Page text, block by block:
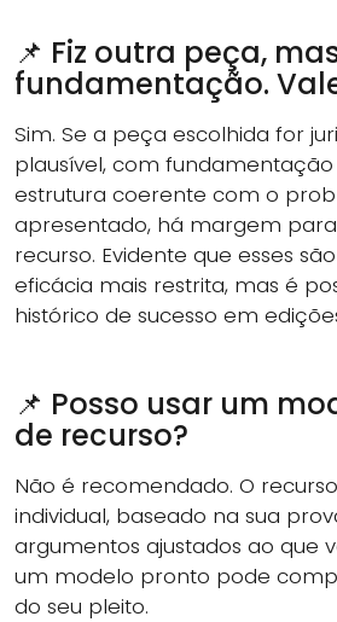
📌 Fiz outra peça,
fundamentação.
Sim. Se a peça escolhida for
plausível, com
estrutura coerente com o
apresentado, há margem
recurso. Evidente que esses
eficácia mais restrita, mas é
histórico de sucesso em
📌 Posso usar um
de recurso?
Não é recomendado. O
individual, baseado na sua
argumentos ajustados ao que
um modelo pronto pode
do seu pleito.